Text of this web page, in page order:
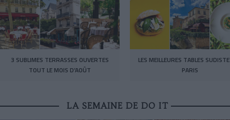
3 SUBLIMES TERRASSES OUVERTES
TOUT LE MOIS D’AOÛT
LES MEILLEURES TABLES
PARIS
LA SEMAINE DE DO IT